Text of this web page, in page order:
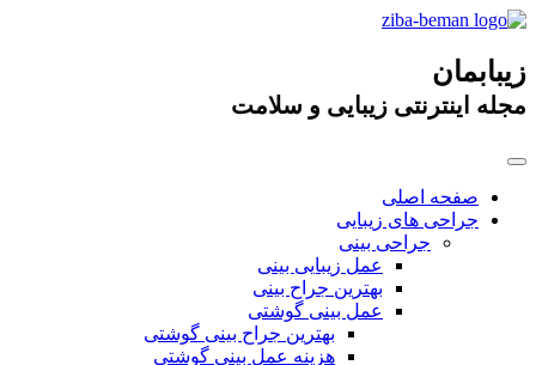
زیبابمان
مجله اینترنتی زیبایی و سلامت
صفحه اصلی
جراحی های زیبایی
جراحی بینی
عمل زیبایی بینی
بهترین جراح بینی
عمل بینی گوشتی
بهترین جراح بینی گوشتی
هزینه عمل بینی گوشتی